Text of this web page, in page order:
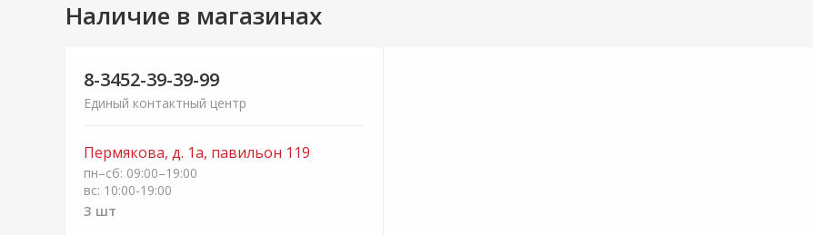
Наличие в магазинах
8-3452-39-39-99
Единый контактный центр
Пермякова, д. 1а, павильон 119
пн–сб: 09:00–19:00
вс: 10:00-19:00
3 шт